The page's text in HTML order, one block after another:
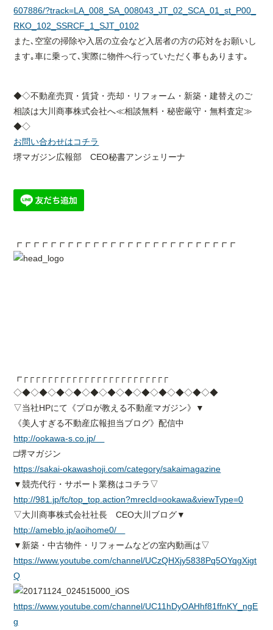
607886/?track=LA_008_SA_008043_JT_02_SCA_01_st_P00_
RKO_102_SSRCF_1_SJT_0102
また､空室の掃除や入居の立会など入居者の方の応対をお願いし
ます｡車に乗って､実際に物件へ行っていただく事もあります｡
◆◇不動産売買・賃貸・売却・リフォーム・新築・建替えのご
相談は大川商事株式会社へ≪相談無料・秘密厳守・無料査定≫
◆◇
お問い合わせはコチラ
堺マガジン広報部 CEO秘書アンジェリーナ
┏┏┏┏┏┏┏┏┏┏┏┏┏┏┏┏┏┏┏┏┏┏┏┏┏┏
┏┌┌┌┌┌┌┌┌┌┌┌┌┌┌┌┌┌┌┌┌┌┌┌┌
◇◆◇◆◇◆◇◆◇◆◇◆◇◆◇◆◇◆◇◆◇◆◇◆
▽当社HPにて《プロが教える不動産マガジン》▼
《美人すぎる不動産広報担当ブログ》配信中
http://ookawa-s.co.jp/
□堺マガジン
https://sakai-okawashoji.com/category/sakaimagazine
▼競売代行・サポート業務はコチラ▽
http://981.jp/fc/top_top.action?mrecId=ookawa&viewType=0
▽大川商事株式会社社長 CEO大川ブログ▼
http://ameblo.jp/aoihome0/
▼新築・中古物件・リフォームなどの室内動画は▽
https://www.youtube.com/channel/UCzQHXjy5838Pq5OYqgXigt
Q
https://www.youtube.com/channel/UC11hDyOAHhf81ffnKY_ngE
g